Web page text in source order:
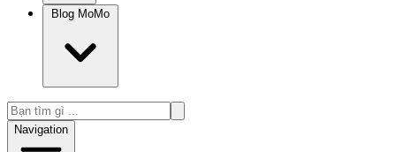
Blog MoMo
Navigation